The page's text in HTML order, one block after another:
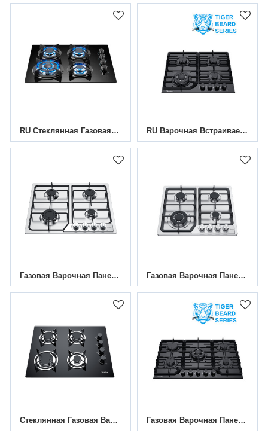
RU Стеклянная Газовая Варочная Поверхность 4 Конфорками MGBG-604C3 | 600 Мм RU Варочная Встраиваемая Панель Газовая Черное Закаленное Стекло MGBG-604T|600 Мм
Газовая Варочная Панель Из Нержавеющей Стали С 4 Конфорками|MGBS-604E|590 Мм Газовая Варочная Панель Из Нержавеющей Стали С 4 Конфорками|MGBS-604A
Стеклянная Газовая Варочная Панель С 4 Конфорками МГБГ-604АЭ Газовая Варочная Панель С 5 Конфорками MGBG-775T|770 Мм